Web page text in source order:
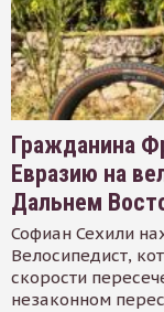
Гражданина
Евразию на
Дальнем
Софиан Сехили
Велосипедист,
скорости
незаконном